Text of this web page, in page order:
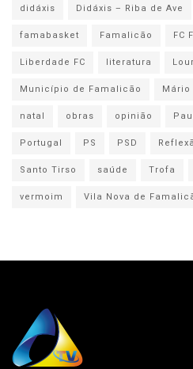
didáxis
Didáxis – Riba de Ave
famabasket
Famalicão FC
Liberdade FC
literatura
Município de Famalicão
Mário
natal
obras opinião
Portugal
PS PSD
Santo Tirso
saúde Trofa
vermoim
Vila Nova de